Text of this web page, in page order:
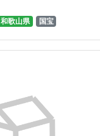
和歌山県 国宝